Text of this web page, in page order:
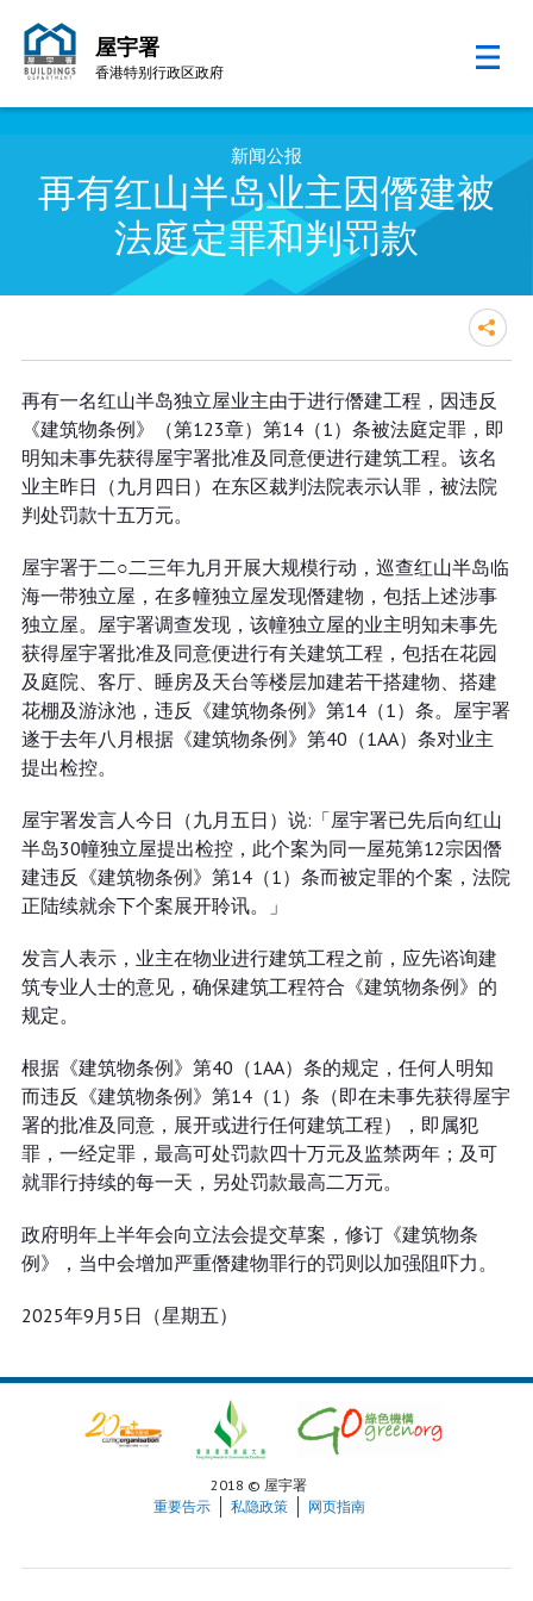
屋宇署
香港特别行政区政府
新闻公报
再有红山半岛业主因僭建被
法庭定罪和判罚款
再有红山半岛业主因僭建被法庭定
罪和判罚款
再有一名红山半岛独立屋业主由于进行僭建工程，因违反
《建筑物条例》（第123章）第14（1）条被法庭定罪，即
明知未事先获得屋宇署批准及同意便进行建筑工程。该名
业主昨日（九月四日）在东区裁判法院表示认罪，被法院
判处罚款十五万元。
屋宇署于二○二三年九月开展大规模行动，巡查红山半岛临
海一带独立屋，在多幢独立屋发现僭建物，包括上述涉事
独立屋。屋宇署调查发现，该幢独立屋的业主明知未事先
获得屋宇署批准及同意便进行有关建筑工程，包括在花园
及庭院、客厅、睡房及天台等楼层加建若干搭建物、搭建
花棚及游泳池，违反《建筑物条例》第14（1）条。屋宇署
遂于去年八月根据《建筑物条例》第40（1AA）条对业主
提出检控。
屋宇署发言人今日（九月五日）说:「屋宇署已先后向红山
半岛30幢独立屋提出检控，此个案为同一屋苑第12宗因僭
建违反《建筑物条例》第14（1）条而被定罪的个案，法院
正陆续就余下个案展开聆讯。」
发言人表示，业主在物业进行建筑工程之前，应先谘询建
筑专业人士的意见，确保建筑工程符合《建筑物条例》的
规定。
根据《建筑物条例》第40（1AA）条的规定，任何人明知
而违反《建筑物条例》第14（1）条（即在未事先获得屋宇
署的批准及同意，展开或进行任何建筑工程），即属犯
罪，一经定罪，最高可处罚款四十万元及监禁两年；及可
就罪行持续的每一天，另处罚款最高二万元。
政府明年上半年会向立法会提交草案，修订《建筑物条
例》，当中会增加严重僭建物罪行的罚则以加强阻吓力。
2025年9月5日（星期五）
2018 © 屋宇署
重要告示
私隐政策 网页指南